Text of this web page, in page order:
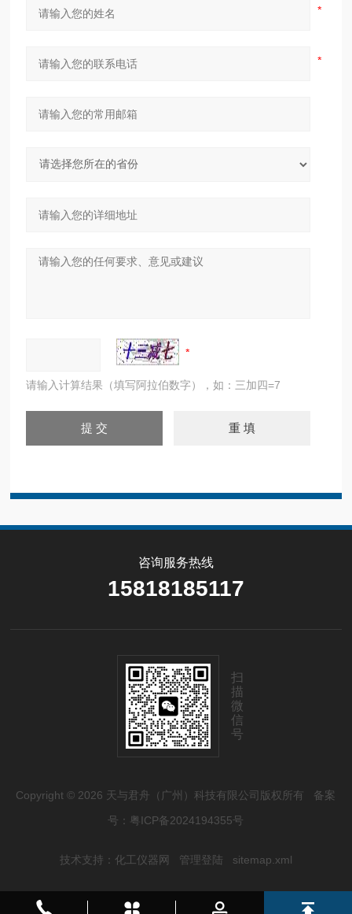
请输入计算结果（填写阿拉伯数字），如：三加四=7
咨询服务热线
15818185117
扫
描
微
信
号
Copyright © 2026 天与君舟（广州）科技有限公司版权所有 备案
号：粤ICP备2024194355号
技术支持： 化工仪器网 管理登陆 sitemap.xml